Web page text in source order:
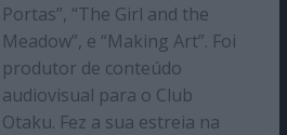
Portas”, “The Girl and the
Meadow”, e “Making Art”. Foi
produtor de conteúdo
audiovisual para o Club
Otaku. Fez a sua estreia na